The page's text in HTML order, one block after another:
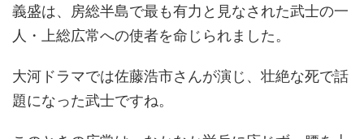
義盛は、房総半島で最も有力と見なされた武士の一
人・上総広常への使者を命じられました。
大河ドラマでは佐藤浩市さんが演じ、壮絶な死で話
題になった武士ですね。